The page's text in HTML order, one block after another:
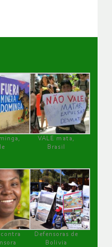
VALE mata,
Brasil
Defensoras de
Bolivia